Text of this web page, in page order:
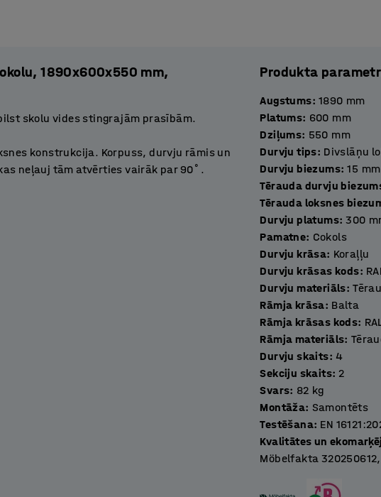
1890x600x550 mm,
skolu vides stingrajām prasībām.
konstrukcija. Korpuss, durvju rāmis un
neļauj tām atvērties vairāk par 90˚.
ventilāciju.
grāmatu, mapju vai nelielu
kura var pakārt virsdrēbes. Nodalījuma
skapjus ar piemērotām slēdzenēm.
Produkta
Augstums: 1890 mm
Platums: 600 mm
Dziļums: 550 mm
Durvju tips: Divslāņu
Durvju biezums: 15 mm
Tērauda durvju
Tērauda loksnes
Durvju platums: 300
Pamatne: Cokols
Durvju krāsa: Koraļļu
Durvju krāsas kods:
Durvju materiāls:
Rāmja krāsa: Balta
Rāmja krāsas kods:
Rāmja materiāls:
Durvju skaits: 4
Sekciju skaits: 2
Svars: 82 kg
Montāža: Samontēts
Testēšana: EN
Kvalitātes un
Möbelfakta